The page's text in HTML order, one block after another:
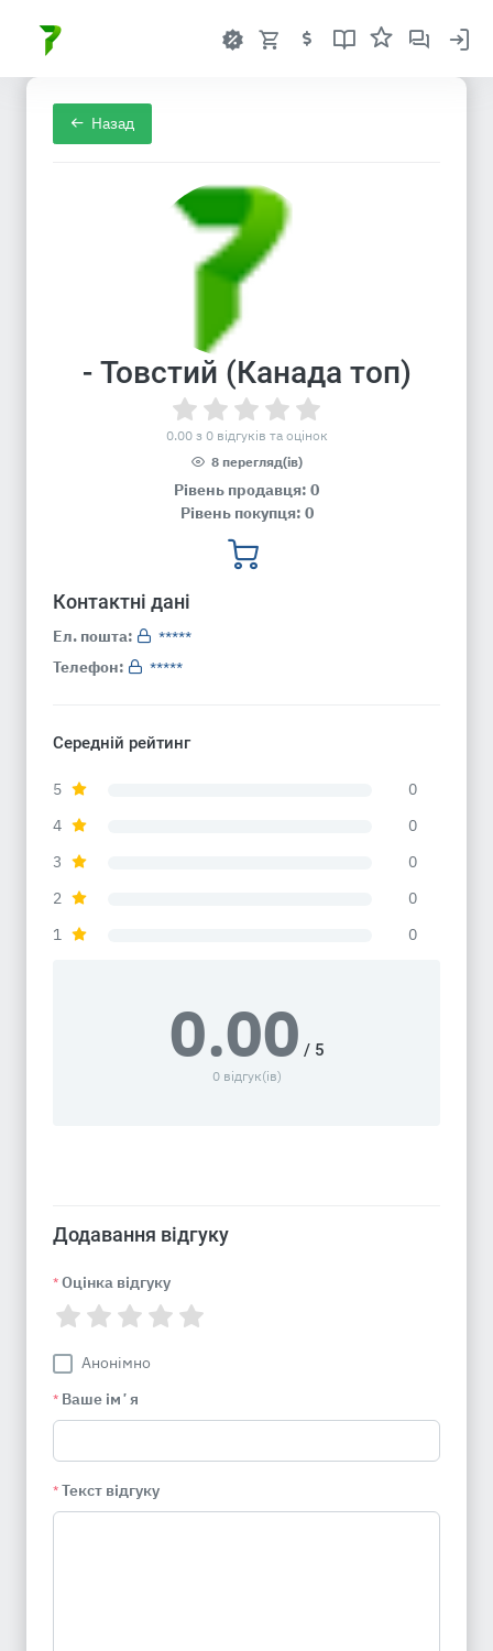
Назад
- Товстий (Канада топ)
0.00 з 0 відгуків та оцінок
8 перегляд(ів)
Рівень продавця: 0
Рівень покупця: 0
Контактні дані
Ел. пошта:
*****
Телефон:
*****
Середній рейтинг
5
0
4
0
3
0
2
0
1
0
0.00 / 5
0 відгук(ів)
Додавання відгуку
* Оцінка відгуку
Анонімно
* Ваше імʼя
* Текст відгуку